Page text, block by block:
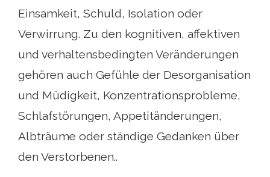
Einsamkeit, Schuld, Isolation oder
Verwirrung. Zu den kognitiven, affektiven
und verhaltensbedingten Veränderungen
gehören auch Gefühle der Desorganisation
und Müdigkeit, Konzentrationsprobleme,
Schlafstörungen, Appetitänderungen,
Albträume oder ständige Gedanken über
den Verstorbenen..